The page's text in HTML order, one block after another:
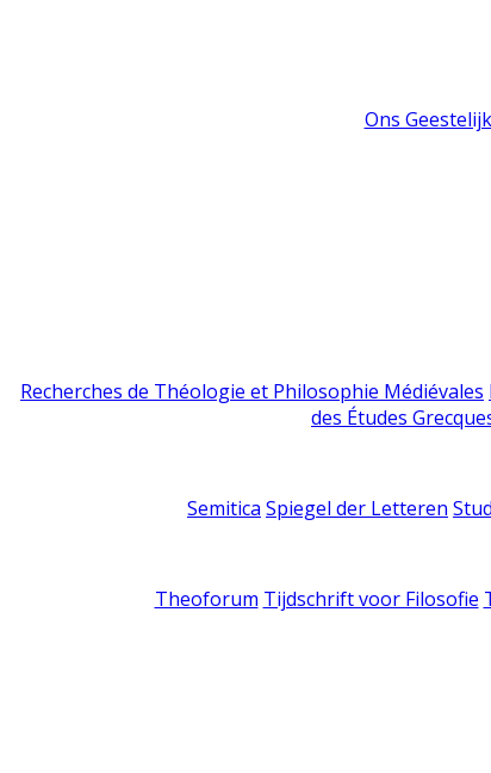
Ons
Recherches de Théologie et Philosophie Médiévales
des Études
Semitica Spiegel der Letteren
Theoforum Tijdschrift voor Filosofie